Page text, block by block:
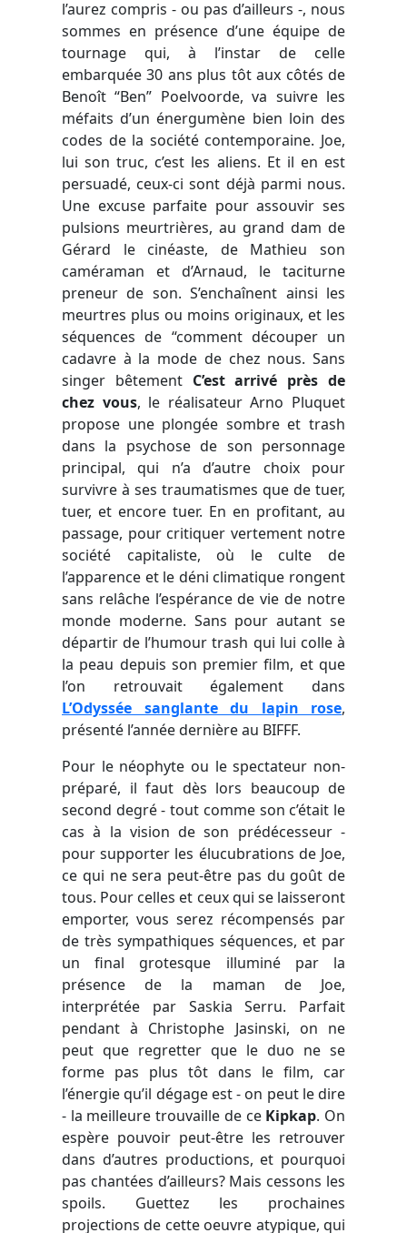
l’aurez compris - ou pas d’ailleurs -, nous
sommes en présence d’une équipe de
tournage qui, à l’instar de celle
embarquée 30 ans plus tôt aux côtés de
Benoît “Ben” Poelvoorde, va suivre les
méfaits d’un énergumène bien loin des
codes de la société contemporaine. Joe,
lui son truc, c’est les aliens. Et il en est
persuadé, ceux-ci sont déjà parmi nous.
Une excuse parfaite pour assouvir ses
pulsions meurtrières, au grand dam de
Gérard le cinéaste, de Mathieu son
caméraman et d’Arnaud, le taciturne
preneur de son. S’enchaînent ainsi les
meurtres plus ou moins originaux, et les
séquences de “comment découper un
cadavre à la mode de chez nous. Sans
singer bêtement C’est arrivé près de
chez vous, le réalisateur Arno Pluquet
propose une plongée sombre et trash
dans la psychose de son personnage
principal, qui n’a d’autre choix pour
survivre à ses traumatismes que de tuer,
tuer, et encore tuer. En en profitant, au
passage, pour critiquer vertement notre
société capitaliste, où le culte de
l’apparence et le déni climatique rongent
sans relâche l’espérance de vie de notre
monde moderne. Sans pour autant se
départir de l’humour trash qui lui colle à
la peau depuis son premier film, et que
l’on retrouvait également dans
L’Odyssée sanglante du lapin rose,
présenté l’année dernière au BIFFF.
Pour le néophyte ou le spectateur non-
préparé, il faut dès lors beaucoup de
second degré - tout comme son c’était le
cas à la vision de son prédécesseur -
pour supporter les élucubrations de Joe,
ce qui ne sera peut-être pas du goût de
tous. Pour celles et ceux qui se laisseront
emporter, vous serez récompensés par
de très sympathiques séquences, et par
un final grotesque illuminé par la
présence de la maman de Joe,
interprétée par Saskia Serru. Parfait
pendant à Christophe Jasinski, on ne
peut que regretter que le duo ne se
forme pas plus tôt dans le film, car
l’énergie qu’il dégage est - on peut le dire
- la meilleure trouvaille de ce Kipkap. On
espère pouvoir peut-être les retrouver
dans d’autres productions, et pourquoi
pas chantées d’ailleurs? Mais cessons les
spoils. Guettez les prochaines
projections de cette oeuvre atypique, qui